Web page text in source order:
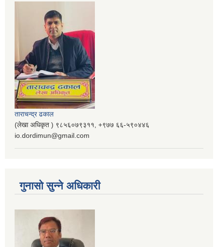
ताराचन्द्र ढकाल
(लेखा अधिकृत ) ९८५६०७९३११, ‌‍‍+९७७ ६६-५९०४४६
io.dordimun@gmail.com
गुनासो सुन्ने अधिकारी